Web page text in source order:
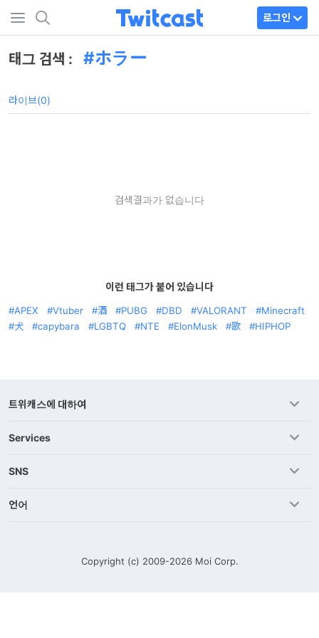
로그인
태그 검색 : ホラー
라이브(0)
검색결과가 없습니다
이런 태그가 붙어 있습니다
APEX Vtuber 酒 PUBG DBD VALORANT
Minecraft
犬
capybara LGBTQ NTE ElonMusk 歌 HIPHOP
트위캐스에 대하여
Services
SNS
언어
Copyright (c) 2009-2026 Moi Corp.